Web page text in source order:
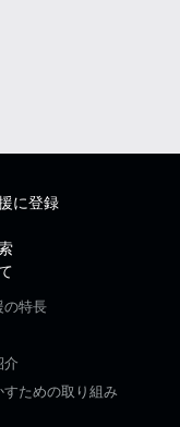
に登録
の特長
介
ための取り組み